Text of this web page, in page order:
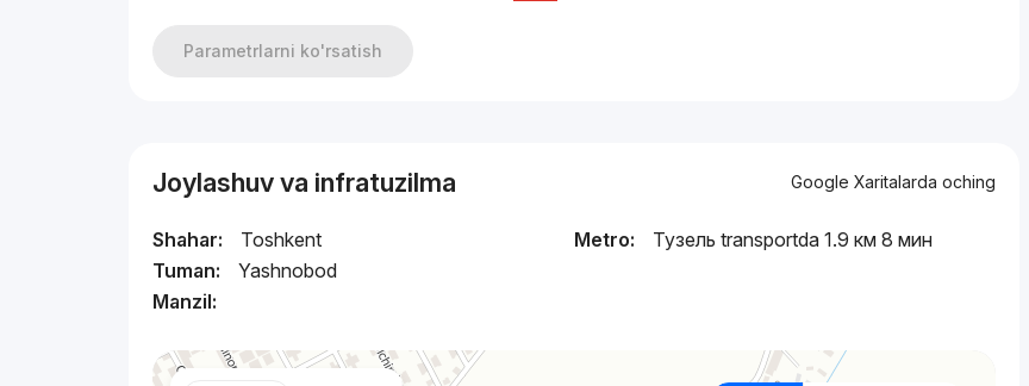
Parametrlarni ko'rsatish
Joylashuv va infratuzilma Google Xaritalarda oching
Shahar:
Toshkent
Tuman:
Yashnobod
Manzil:
Metro: Тузель transportda 1.9 км 8 мин